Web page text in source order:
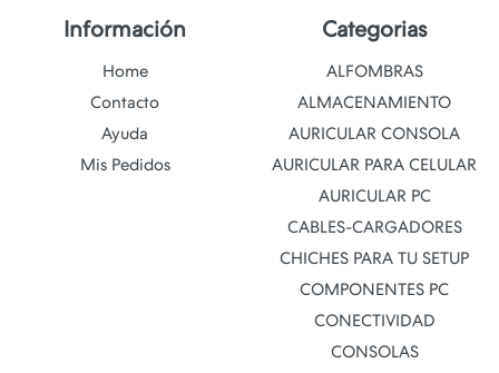
Información
Home
Contacto
Ayuda
Mis Pedidos
Categorias
ALFOMBRAS
ALMACENAMIENTO
AURICULAR CONSOLA
AURICULAR PARA CELULAR
AURICULAR PC
CABLES-CARGADORES
CHICHES PARA TU SETUP
COMPONENTES PC
CONECTIVIDAD
CONSOLAS